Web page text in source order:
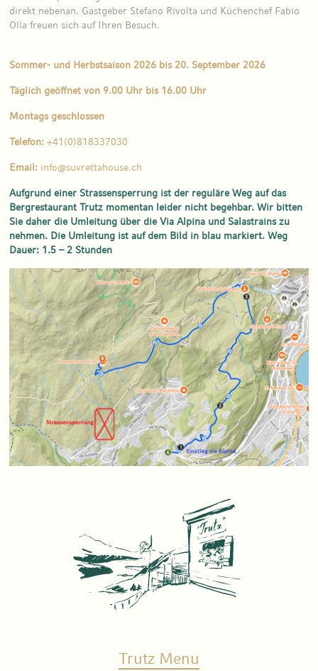
direkt nebenan. Gastgeber Stefano Rivolta und Küchenchef Fabio
Olla freuen sich auf Ihren Besuch.
Sommer- und Herbstsaison 2026 bis 20. September 2026
Täglich geöffnet von 9.00 Uhr bis 16.00 Uhr
Montags geschlossen
Telefon:+41(0)818337030
Email: info@suvrettahouse.ch
Aufgrund einer Strassensperrung ist der reguläre Weg auf das
Bergrestaurant Trutz momentan leider nicht begehbar. Wir bitten
Sie daher die Umleitung über die Via Alpina und Salastrains zu
nehmen. Die Umleitung ist auf dem Bild in blau markiert. Weg
Dauer: 1.5 – 2 Stunden
Trutz Menu